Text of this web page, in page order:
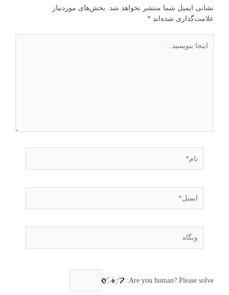
نشانی ایمیل شما منتشر نخواهد شد.
بخش‌های موردنیاز
علامت‌گذاری شده‌اند *
Are you human? Please solve: